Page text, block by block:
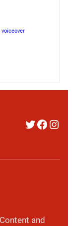
voiceover
Twitter
and